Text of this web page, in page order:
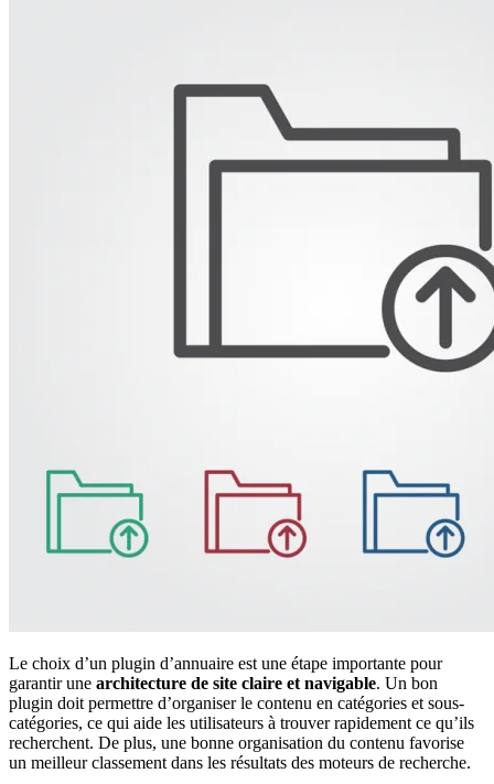
Le choix d’un plugin d’annuaire est une étape importante pour
garantir une architecture de site claire et navigable. Un bon
plugin doit permettre d’organiser le contenu en catégories et sous-
catégories, ce qui aide les utilisateurs à trouver rapidement ce qu’ils
recherchent. De plus, une bonne organisation du contenu favorise
un meilleur classement dans les résultats des moteurs de recherche.